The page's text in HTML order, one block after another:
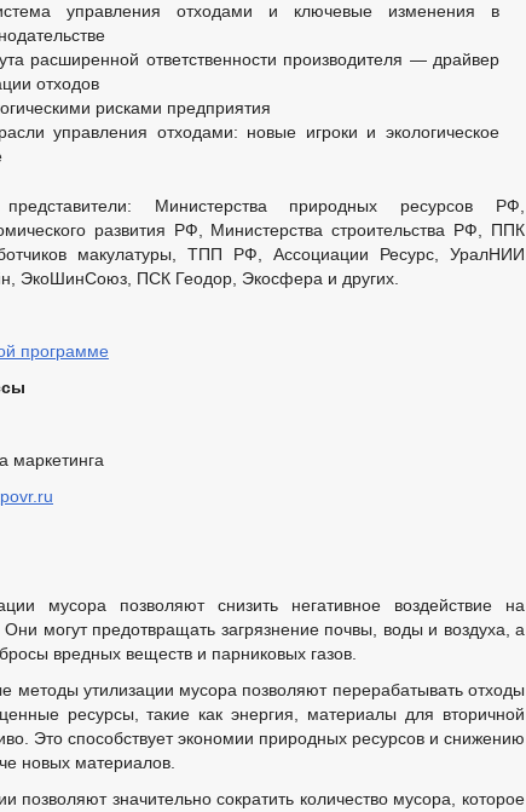
управления отходами и ключевые изменения в
расширенной ответственности производителя — драйвер
отходов
рисками предприятия
управления отходами: новые игроки и экологическое
Министерства природных ресурсов РФ,
развития РФ, Министерства строительства РФ, ППК
макулатуры, ТПП РФ, Ассоциации Ресурс, УралНИИ
ЭкоШинСоюз, ПСК Геодор, Экосфера и других.
программе
маркетинга
мусора позволяют снизить негативное воздействие на
могут предотвращать загрязнение почвы, воды и воздуха, а
вредных веществ и парниковых газов.
методы утилизации мусора позволяют перерабатывать отходы
ресурсы, такие как энергия, материалы для вторичной
Это способствует экономии природных ресурсов и снижению
новых материалов.
позволяют значительно сократить количество мусора, которое